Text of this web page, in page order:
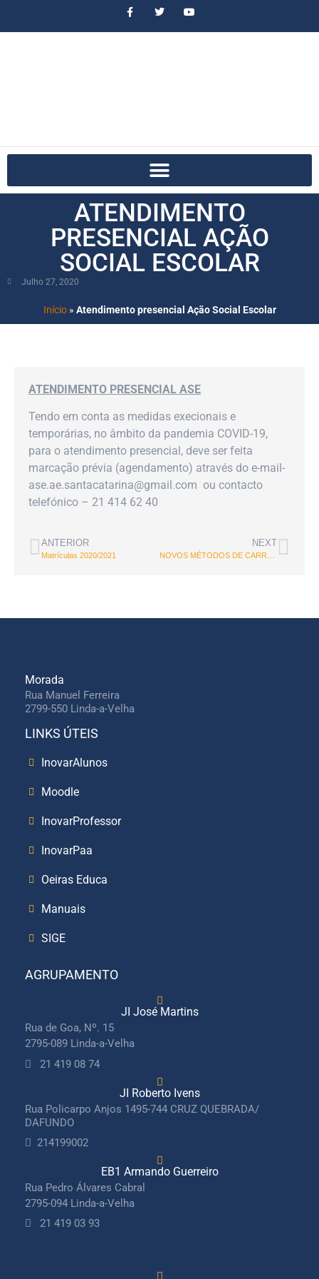
ATENDIMENTO
PRESENCIAL AÇÃO
SOCIAL ESCOLAR
Julho 27, 2020
Início» Atendimento presencial Ação Social Escolar
ATENDIMENTO PRESENCIAL ASE
Tendo em conta as medidas execionais e
temporárias, no âmbito da pandemia COVID-19,
para o atendimento presencial, deve ser feita
marcação prévia (agendamento) através do e-mail-
ase.ae.santacatarina@gmail.com ou contacto
telefónico – 21 414 62 40
ANTERIOR
Matrículas 2020/2021
NEXT
Morada
Rua Manuel Ferreira
2799-550 Linda-a-Velha
LINKS ÚTEIS
InovarAlunos
Moodle
InovarProfessor
InovarPaa
Oeiras Educa
Manuais
SIGE
AGRUPAMENTO
JI José Martins
Rua de Goa, Nº. 15
2795-089 Linda-a-Velha
21 419 08 74
JI Roberto Ivens
Rua Policarpo Anjos 1495-744 CRUZ QUEBRADA/
DAFUNDO
214199002
EB1 Armando Guerreiro
Rua Pedro Álvares Cabral
2795-094 Linda-a-Velha
21 419 03 93